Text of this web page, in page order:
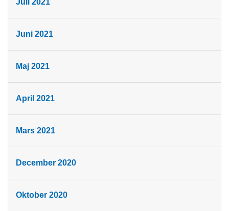
Juli 2021
Juni 2021
Maj 2021
April 2021
Mars 2021
December 2020
Oktober 2020